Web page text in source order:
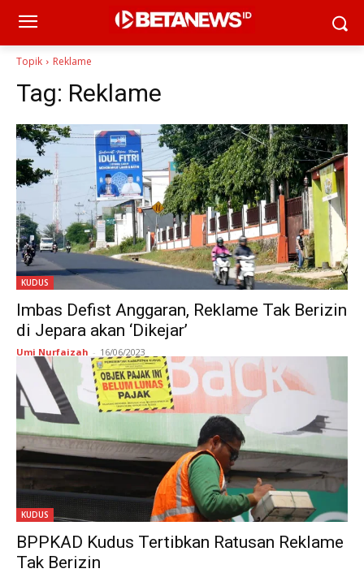
Topik Reklame
Tag: Reklame
KUDUS
Imbas Defist Anggaran, Reklame Tak Berizin
di Jepara akan ‘Dikejar’
Umi Nurfaizah - 16/06/2023
KUDUS
BPPKAD Kudus Tertibkan Ratusan Reklame
Tak Berizin